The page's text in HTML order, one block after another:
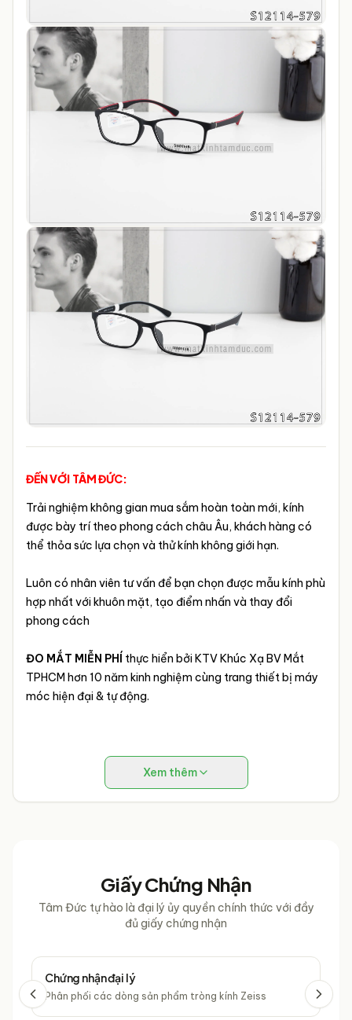
ĐẾN VỚI TÂM ĐỨC:
Trải nghiệm không gian mua sắm hoàn toàn mới, kính
được bày trí theo phong cách châu Âu, khách hàng có
thể thỏa sức lựa chọn và thử kính không giới hạn.
Luôn có nhân viên tư vấn để bạn chọn được mẫu kính phù
hợp nhất với khuôn mặt, tạo điểm nhấn và thay đổi
phong cách
ĐO MẮT MIỄN PHÍ thực hiển bởi KTV Khúc Xạ BV Mắt
TPHCM hơn 10 năm kinh nghiệm cùng trang thiết bị máy
móc hiện đại & tự động.
Xem thêm
Giấy Chứng Nhận
Tâm Đức tự hào là đại lý ủy quyền chính thức với đầy
đủ giấy chứng nhận
Chứng nhận đại lý
Phân phối các dòng sản phẩm tròng kính Zeiss